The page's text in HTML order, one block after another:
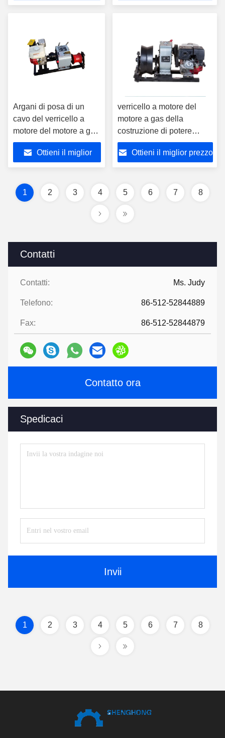
Contatti
Contatti: Ms. Judy
Telefono: 86-512-52844889
Fax: 86-512-52844879
Contatto ora
Spedicaci
Invii
potere
Argani di posa di un
cavo del verricello a
motore del motore a gas
da 8 tonnellate per la
costruzione della torre
Ottieni il miglior
verricello a motore del
motore a gas della
costruzione di potere
50KN, una filettatrice da 5
tonnellate
Ottieni il miglior prezzo
1 2 3 4 5 6 7 8
1 2 3 4 5 6 7 8